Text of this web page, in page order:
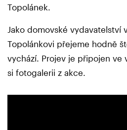
Topolánek.
Jako domovské vydavatelství
Topolánkovi přejeme hodně
vychází. Projev je připojen ve
si fotogalerii z akce.